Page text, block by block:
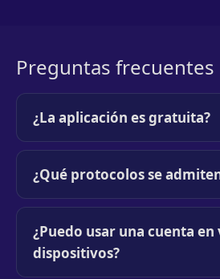
Preguntas frecuentes
¿La aplicación es gratuita?
¿Qué protocolos se
¿Puedo usar una cuenta en
dispositivos?